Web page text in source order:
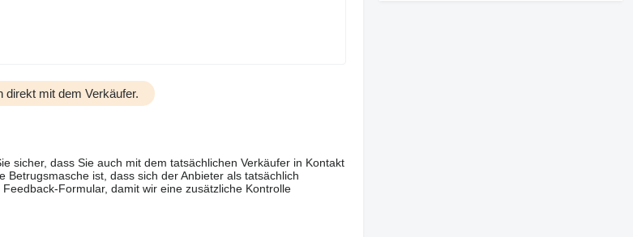
direkt mit dem Verkäufer.
sicher, dass Sie auch mit dem tatsächlichen Verkäufer in Kontakt
ist, dass sich der Anbieter als tatsächlich
Formular, damit wir eine zusätzliche Kontrolle